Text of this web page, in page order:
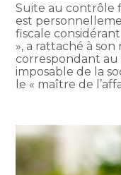
Suite au contrôle
est
fiscale
», a rattaché à
correspondant
imposable de la
le « maître de